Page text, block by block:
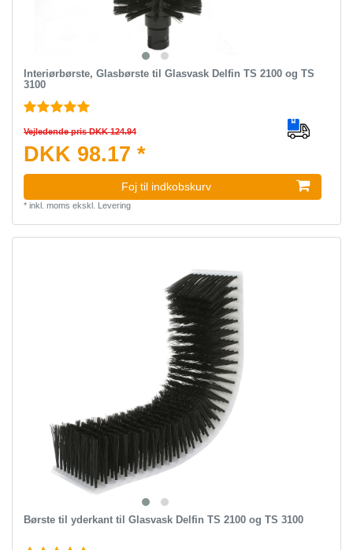
Interiørbørste, Glasbørste til Glasvask Delfin TS 2100 og TS
3100
Vejledende pris DKK 124.94
DKK 98.17 *
Foj til indkobskurv
* inkl. moms ekskl. Levering
Børste til yderkant til Glasvask Delfin TS 2100 og TS 3100